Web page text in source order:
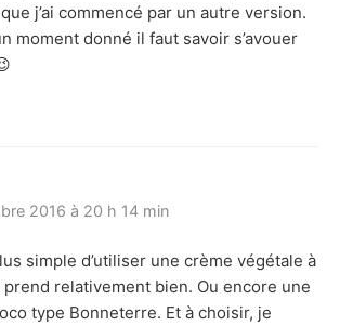
:
j’ai commencé par un autre version.
moment donné il faut savoir s’avouer
2016 à 20 h 14 min
simple d’utiliser une crème végétale à
relativement bien. Ou encore une
type Bonneterre. Et à choisir, je